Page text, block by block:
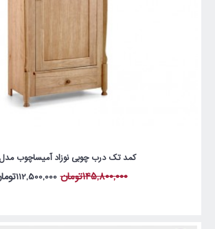
کمد تک درب چوبی نوزاد آمیساچوب مدل
145,800,000تومان 112,500,000تومان